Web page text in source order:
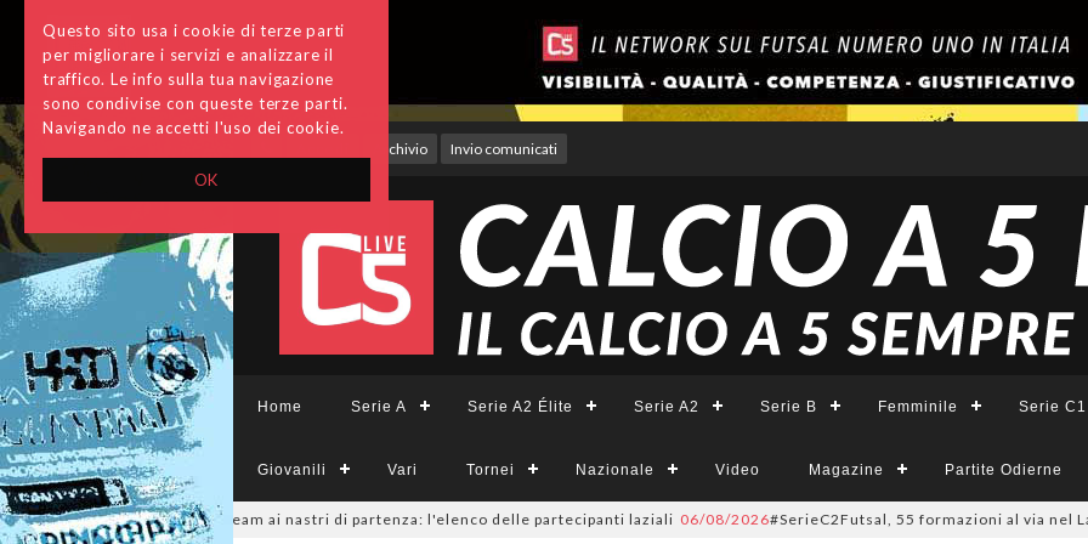
OK
Questo sito usa i cookie di terze parti
per migliorare i servizi e analizzare il
traffico. Le info sulla tua navigazione
sono condivise con queste terze parti.
Navigando ne accetti l'uso dei cookie.
Archivio Invio comunicati
Home Serie A Serie A2 Élite Serie A2 Serie B Femminile Serie C1
Giovanili Vari Tornei Nazionale Video Magazine Partite Odierne
sono 14 i team ai nastri di partenza: l'elenco delle partecipanti laziali 06/08/2026#SerieC2Futsal, 55 formazioni al via nel